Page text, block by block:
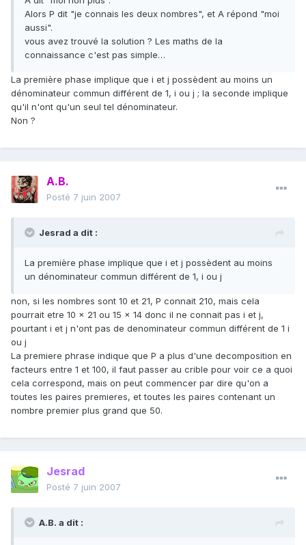
Alors P dit "je connais les deux nombres", et A répond "moi
aussi".
vous avez trouvé la solution ? Les maths de la
connaissance c'est pas simple…
La première phase implique que i et j possèdent au moins un
dénominateur commun différent de 1, i ou j ; la seconde implique
qu'il n'ont qu'un seul tel dénominateur.
Non ?
A.B.
Posté 7 juin 2007
Jesrad a dit :
La première phase implique que i et j possèdent au moins
un dénominateur commun différent de 1, i ou j
non, si les nombres sont 10 et 21, P connait 210, mais cela
pourrait etre 10 x 21 ou 15 x 14 donc il ne connait pas i et j,
pourtant i et j n'ont pas de denominateur commun différent de 1 i
ou j
La premiere phrase indique que P a plus d'une decomposition en
facteurs entre 1 et 100, il faut passer au crible pour voir ce a quoi
cela correspond, mais on peut commencer par dire qu'on a
toutes les paires premieres, et toutes les paires contenant un
nombre premier plus grand que 50.
Jesrad
Posté 7 juin 2007
A.B. a dit :